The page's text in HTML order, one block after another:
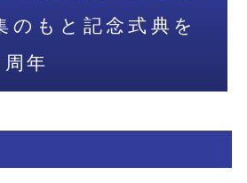
のもと記念式典を
年